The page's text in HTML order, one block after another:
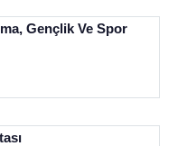
Gençlik Ve Spor